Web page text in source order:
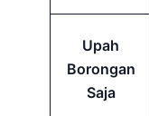
Upah
Borongan
Saja